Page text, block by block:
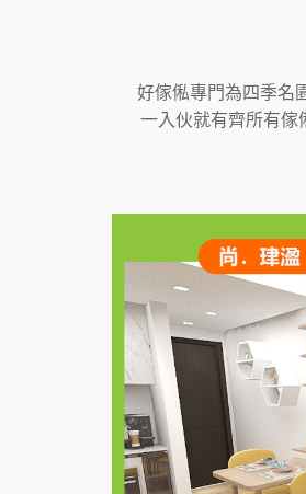
好傢俬專門為四季名
一入伙就有齊所有傢